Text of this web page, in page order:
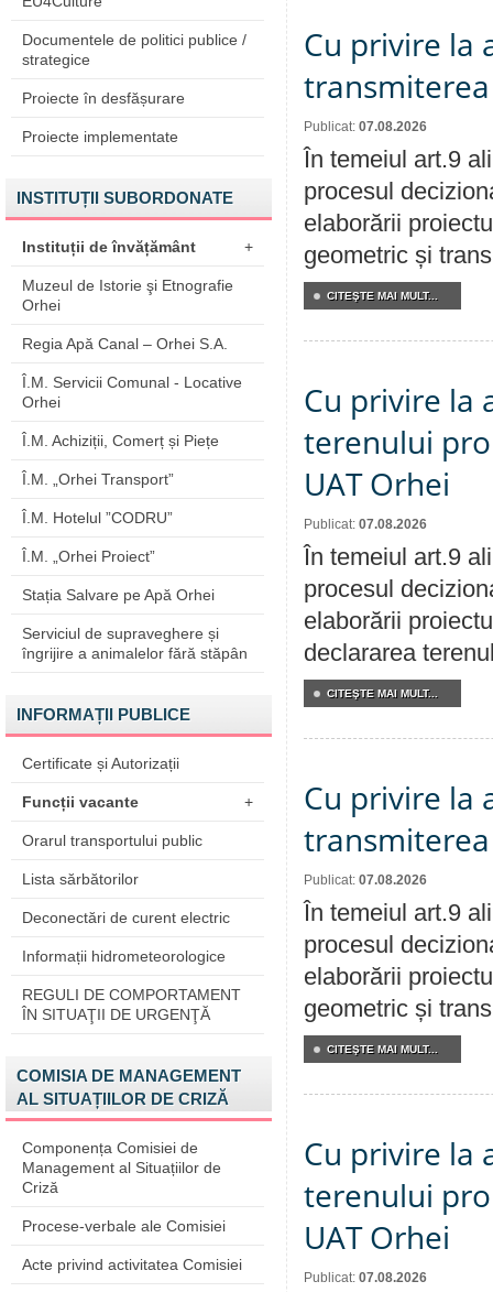
Documentele de politici publice /
strategice
Proiecte în desfășurare
Proiecte implementate
INSTITUȚII SUBORDONATE
Instituții de învățământ +
Muzeul de Istorie şi Etnografie
Orhei
Regia Apă Canal – Orhei S.A.
Î.M. Servicii Comunal - Locative
Orhei
Î.M. Achiziții, Comerț și Piețe
Î.M. „Orhei Transport”
Î.M. Hotelul ”CODRU”
Î.M. „Orhei Proiect”
Stația Salvare pe Apă Orhei
Serviciul de supraveghere și
îngrijire a animalelor fără stăpân
INFORMAȚII PUBLICE
Certificate și Autorizații
Funcții vacante +
Orarul transportului public
Lista sărbătorilor
Deconectări de curent electric
Informații hidrometeorologice
REGULI DE COMPORTAMENT
ÎN SITUAŢII DE URGENŢĂ
COMISIA DE MANAGEMENT
AL SITUAȚIILOR DE CRIZĂ
Componența Comisiei de
Management al Situațiilor de
Criză
Procese-verbale ale Comisiei
Acte privind activitatea Comisiei
Cu privire la
Publicat: 07.08.2026
În temeiul art.9
procesul
elaborării
geometric și
CITEŞTE MAI MULT...
Cu privire la
terenului
UAT Orhei
Publicat: 07.08.2026
În temeiul art.9
procesul
elaborării
declararea
CITEŞTE MAI MULT...
Cu privire la
Publicat: 07.08.2026
În temeiul art.9
procesul
elaborării
geometric și
CITEŞTE MAI MULT...
Cu privire la
terenului
UAT Orhei
Publicat: 07.08.2026